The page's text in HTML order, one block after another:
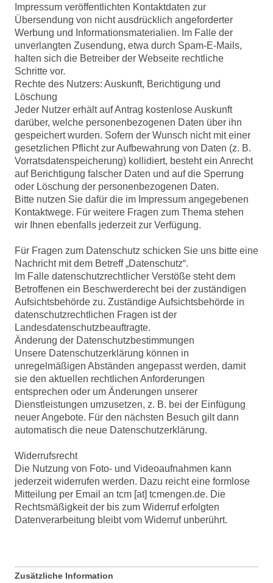
Impressum veröffentlichten Kontaktdaten zur
Übersendung von nicht ausdrücklich angeforderter
Werbung und Informationsmaterialien. Im Falle der
unverlangten Zusendung, etwa durch Spam-E-Mails,
halten sich die Betreiber der Webseite rechtliche
Schritte vor.
Rechte des Nutzers: Auskunft, Berichtigung und
Löschung
Jeder Nutzer erhält auf Antrag kostenlose Auskunft
darüber, welche personenbezogenen Daten über ihn
gespeichert wurden. Sofern der Wunsch nicht mit einer
gesetzlichen Pflicht zur Aufbewahrung von Daten (z. B.
Vorratsdatenspeicherung) kollidiert, besteht ein Anrecht
auf Berichtigung falscher Daten und auf die Sperrung
oder Löschung der personenbezogenen Daten.
Bitte nutzen Sie dafür die im Impressum angegebenen
Kontaktwege. Für weitere Fragen zum Thema stehen
wir Ihnen ebenfalls jederzeit zur Verfügung.
Für Fragen zum Datenschutz schicken Sie uns bitte eine
Nachricht mit dem Betreff „Datenschutz“.
Im Falle datenschutzrechtlicher Verstöße steht dem
Betroffenen ein Beschwerderecht bei der zuständigen
Aufsichtsbehörde zu. Zuständige Aufsichtsbehörde in
datenschutzrechtlichen Fragen ist der
Landesdatenschutzbeauftragte.
Änderung der Datenschutzbestimmungen
Unsere Datenschutzerklärung können in
unregelmäßigen Abständen angepasst werden, damit
sie den aktuellen rechtlichen Anforderungen
entsprechen oder um Änderungen unserer
Dienstleistungen umzusetzen, z. B. bei der Einfügung
neuer Angebote. Für den nächsten Besuch gilt dann
automatisch die neue Datenschutzerklärung.
Widerrufsrecht
Die Nutzung von Foto- und Videoaufnahmen kann
jederzeit widerrufen werden. Dazu reicht eine formlose
Mitteilung per Email an tcm [at] tcmengen.de. Die
Rechtsmäßigkeit der bis zum Widerruf erfolgten
Datenverarbeitung bleibt vom Widerruf unberührt.
Zusätzliche Information